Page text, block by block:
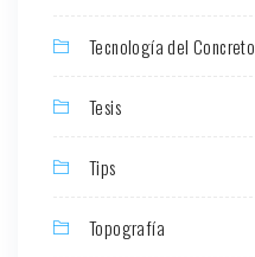
Tecnología del Concreto
Tesis
Tips
Topografía